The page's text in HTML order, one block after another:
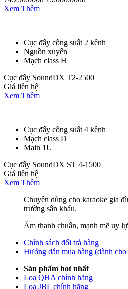
Xem Thêm
Cục đẩy công suất 2 kênh
Nguồn xuyến
Mạch class H
Cục đẩy SoundDX T2-2500
Giá liên hệ
Xem Thêm
Cục đẩy công suất 4 kênh
Mạch class D
Main 1U
Cục đẩy SoundDX ST 4-1500
Giá liên hệ
Xem Thêm
Chuyên dùng cho karaoke gia
trường sân khấu.
Âm thanh chuẩn, mạnh mẽ uy
Chính sách đổi trả hàng
Hướng dẫn mua hàng (dành
Sản phẩm hot nhất
Loa QHA chính hãng
Loa JBL chính hãng